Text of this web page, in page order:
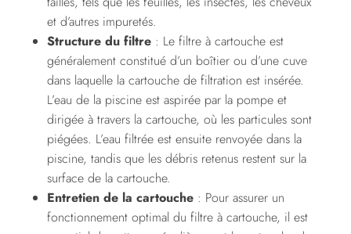
et d’autres impuretés.
Structure du filtre : Le filtre à cartouche est
généralement constitué d’un boîtier ou d’une cuve
dans laquelle la cartouche de filtration est insérée.
L’eau de la piscine est aspirée par la pompe et
dirigée à travers la cartouche, où les particules sont
piégées. L’eau filtrée est ensuite renvoyée dans la
piscine, tandis que les débris retenus restent sur la
surface de la cartouche.
Entretien de la cartouche : Pour assurer un
fonctionnement optimal du filtre à cartouche, il est